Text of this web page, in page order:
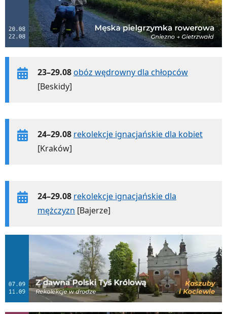
23–29.08obóz wędrowny dla chłopców
[Beskidy]
24–29.08 rekolekcje ignacjańskie dla kobiet
[Kraków]
24–29.08 rekolekcje ignacjańskie dla
mężczyzn [Bajerze]